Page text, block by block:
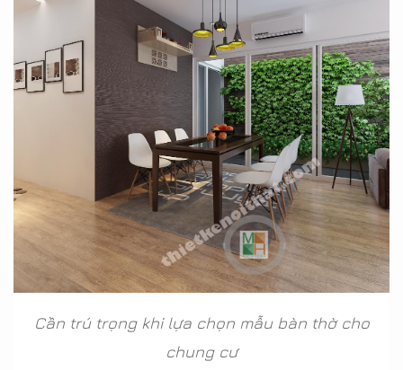
Cần trú trọng khi lựa chọn mẫu bàn thờ cho
chung cư